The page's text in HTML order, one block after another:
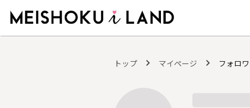
トップ マイページ フォロ